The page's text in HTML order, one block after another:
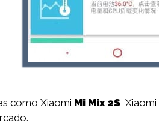
como Xiaomi Mi Mix 2S , Xiaomi